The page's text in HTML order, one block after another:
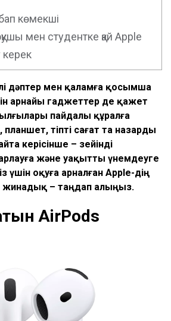
көмекші
мен студентке қай Apple
керек
дәптер мен қаламға қосымша
арнайы гаджеттер де қажет
пайдалы құралға
тіпті сағат та назарды
керісінше – зейінді
және уақытты үнемдеуге
үшін оқуға арналған Apple-дің
жинадық – таңдап алыңыз.
AirPods